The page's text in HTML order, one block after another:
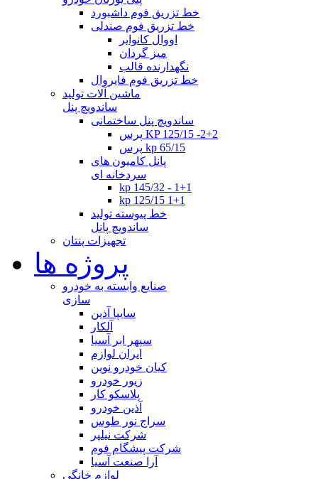
خط تزریق فوم داشبورد
خط تزریق فوم صندلی
اووال کانوایر
میز گردان
نگهدارنده قالب
خط تزریق فوم فایروال
ماشین آلات تولید
ساندویچ پنل
ساندویچ پنل ساختمانی
پرس KP 125/15 -2+2
پرس kp 65/15
پانل کامیون های
سردخانه ای
kp 145/32 - 1+1
kp 125/15 1+1
خط پیوسته تولید
ساندویچ پانل
تجهیزات پنتان
پروژه ها
صنایع وابسته به خودرو
سازی
سایپا آذین
آلکار
سپهر ابر آسیا
ایران لوازم
کیان خودرو نوین
زیور خودرو
پلاسکو کار
آذین خودرو
سراج نور طوس
شرکت نیلپر
شرکت پیشگام فوم
آرا صنعت آسیا
لوازم خانگی